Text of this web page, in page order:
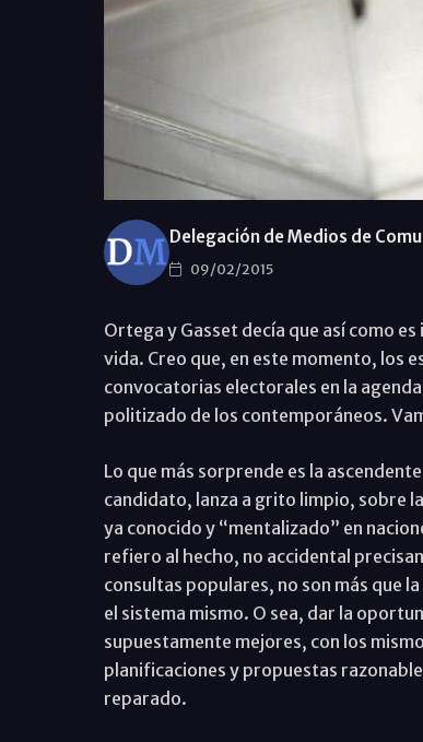
Delegación de Medios de
09/02/2015
Ortega y Gasset decía que así como
vida. Creo que, en este momento, los
convocatorias electorales en la
politizado de los contemporáneos.
Lo que más sorprende es la
candidato, lanza a grito limpio, sobre
ya conocido y “mentalizado” en
refiero al hecho, no accidental
consultas populares, no son más que
el sistema mismo. O sea, dar la
supuestamente mejores, con los
planificaciones y propuestas
reparado.